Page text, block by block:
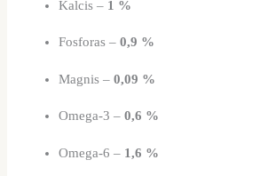
Kalcis – 1 %
Fosforas –0,9 %
Magnis –0,09 %
Omega-3 –0,6 %
Omega-6 – 1,6 %